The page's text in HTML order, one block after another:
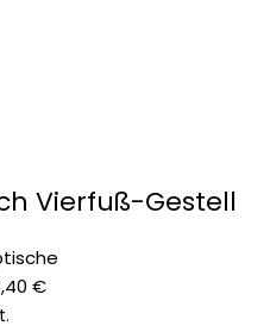
Vierfuß-Gestell
€